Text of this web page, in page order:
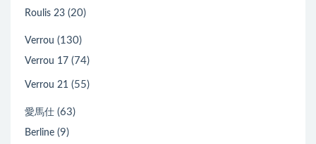
Roulis 23 (20)
Verrou (130)
Verrou 17 (74)
Verrou 21 (55)
愛馬仕 (63)
Berline (9)